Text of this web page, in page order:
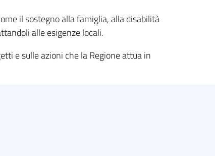
il sostegno alla famiglia, alla disabilità
alle esigenze locali.
e sulle azioni che la Regione attua in